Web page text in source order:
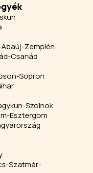
Zemplén
Csanád
Sopron
Szolnok
Esztergom
Szatmár-